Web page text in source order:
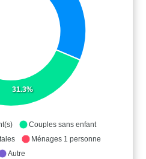
31.3%
Couples sans enfant
Ménages 1 personne
Autre